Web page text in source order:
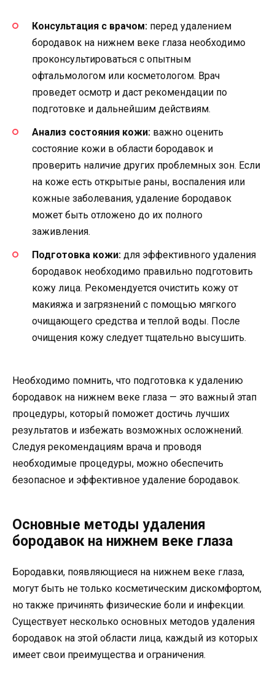
Консультация с врачом: перед удалением
бородавок на нижнем веке глаза необходимо
проконсультироваться с опытным
офтальмологом или косметологом. Врач
проведет осмотр и даст рекомендации по
подготовке и дальнейшим действиям.
Анализ состояния кожи: важно оценить
состояние кожи в области бородавок и
проверить наличие других проблемных зон. Если
на коже есть открытые раны, воспаления или
кожные заболевания, удаление бородавок
может быть отложено до их полного
заживления.
Подготовка кожи: для эффективного удаления
бородавок необходимо правильно подготовить
кожу лица. Рекомендуется очистить кожу от
макияжа и загрязнений с помощью мягкого
очищающего средства и теплой воды. После
очищения кожу следует тщательно высушить.
Необходимо помнить, что подготовка к удалению
бородавок на нижнем веке глаза — это важный этап
процедуры, который поможет достичь лучших
результатов и избежать возможных осложнений.
Следуя рекомендациям врача и проводя
необходимые процедуры, можно обеспечить
безопасное и эффективное удаление бородавок.
Основные методы удаления
бородавок на нижнем веке глаза
Бородавки, появляющиеся на нижнем веке глаза,
могут быть не только косметическим дискомфортом,
но также причинять физические боли и инфекции.
Существует несколько основных методов удаления
бородавок на этой области лица, каждый из которых
имеет свои преимущества и ограничения.